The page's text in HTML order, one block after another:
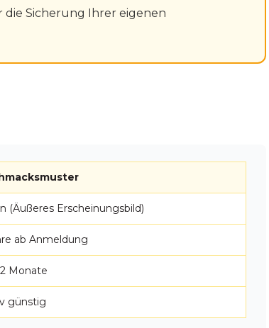
Sicherung Ihrer eigenen
(Äußeres Erscheinungsbild)
ab Anmeldung
Monate
günstig